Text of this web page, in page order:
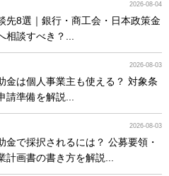
2026-08-04
先8選｜銀行・商工会・日本政策金
談すべき？...
2026-08-03
金は個人事業主も使える？ 対象条
請準備を解説...
2026-08-03
金で採択されるには？ 公募要領・
計画書の書き方を解説...